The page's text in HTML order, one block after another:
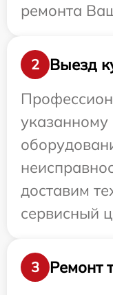
ремонта
2
Выезд
указанному
доставим
сервисный
3
Ремонт